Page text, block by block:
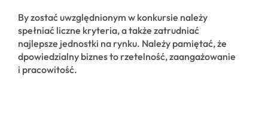
By zostać uwzględnionym w konkursie należy
spełniać liczne kryteria, a także zatrudniać
najlepsze jednostki na rynku. Należy pamiętać, że
dpowiedzialny biznes to rzetelność, zaangażowanie
i pracowitość.